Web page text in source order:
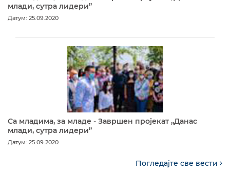
млади, сутра лидери”
Датум: 25.09.2020
Са младима, за младе - Завршен пројекат „Данас
млади, сутра лидери”
Датум: 25.09.2020
Погледајте све вести